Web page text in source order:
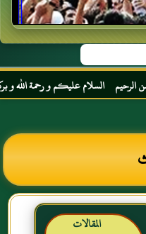
السلام عليكم و رحمة الله و
المقالات